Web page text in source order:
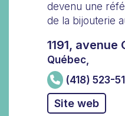
devenu une
de la bijouterie
1191, avenue
Québec,
(418) 523-
Site web